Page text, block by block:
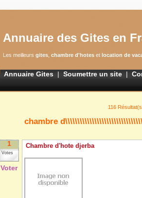
Annuaire des Gites en
Les meilleurs gites, chambre d'hoteset location de
Annuaire Gites| Soumettre un site|
116
chambre
1
Votes
Voter
Chambre d'hote djerba